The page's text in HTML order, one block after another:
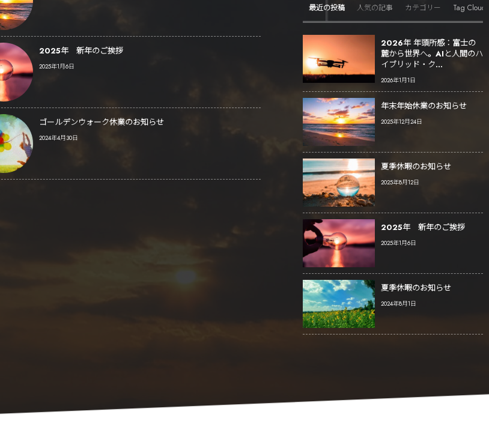
2025年 新年のご挨拶
2025年1月6日
ゴールデンウォーク休業のお知らせ
2024年4月30日
最近の投稿 人気の記事 カテゴリー Tag Cloud
2026年 年頭所感：富士の
麓から世界へ。AIと人間のハ
イブリッド・ク...
2026年1月1日
年末年始休業のお知らせ
2025年12月24日
夏季休暇のお知らせ
2025年8月12日
2025年 新年のご挨拶
2025年1月6日
夏季休暇のお知らせ
2024年8月1日